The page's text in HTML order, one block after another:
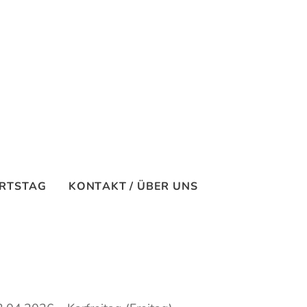
KONTAKT / ÜBER UNS